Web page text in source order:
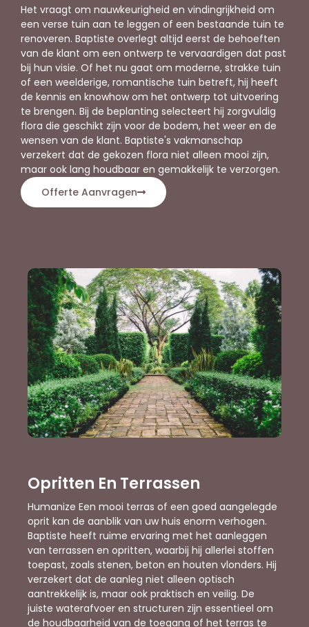
Het vraagt om nauwkeurigheid en vindingrijkheid om
een verse tuin aan te leggen of een bestaande tuin te
renoveren. Baptiste overlegt altijd eerst de behoeften
van de klant om een ontwerp te vervaardigen dat past
bij hun visie. Of het nu gaat om moderne, strakke tuin
of een weelderige, romantische tuin betreft, hij heeft
de kennis en knowhow om het ontwerp tot uitvoering
te brengen. Bij de beplanting selecteert hij zorgvuldig
flora die geschikt zijn voor de bodem, het weer en de
wensen van de klant. Baptiste's vakmanschap
verzekert dat de gekozen flora niet alleen mooi zijn,
maar ook lang houdbaar en gemakkelijk te verzorgen.
Offerte Aanvragen
Opritten En Terrassen
Humanize Een mooi terras of een goed aangelegde
oprit kan de aanblik van uw huis enorm verhogen.
Baptiste heeft ruime ervaring met het aanleggen
van terrassen en opritten, waarbij hij allerlei stoffen
toepast, zoals stenen, beton en houten vlonders. Hij
verzekert dat de aanleg niet alleen optisch
aantrekkelijk is, maar ook praktisch en veilig. De
juiste waterafvoer en structuren zijn essentieel om
de houdbaarheid van de toegang of het terras te